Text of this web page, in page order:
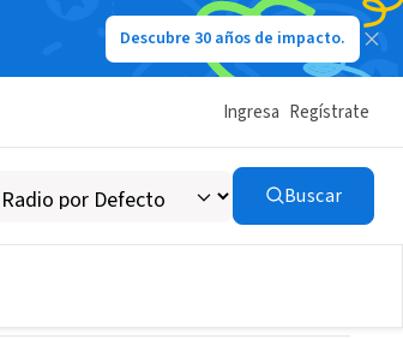
Descubre 30 años de impacto.
Ingresa Regístrate
Buscar